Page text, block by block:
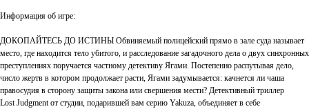
Информация об игре:
ДОКОПАЙТЕСЬ ДО ИСТИНЫ Обвиняемый полицейский прямо в зале суда называет
место, где находится тело убитого, и расследование загадочного дела о двух синхронных
преступлениях поручается частному детективу Ягами. Постепенно распутывая дело,
число жертв в котором продолжает расти, Ягами задумывается: качнется ли чаша
правосудия в сторону защиты закона или свершения мести? Детективный триллер
Lost Judgment от студии, подарившей вам серию Yakuza, объединяет в себе